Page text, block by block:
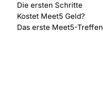
Die ersten Schritte
Kostet Meet5 Geld?
Das erste Meet5-Treffen